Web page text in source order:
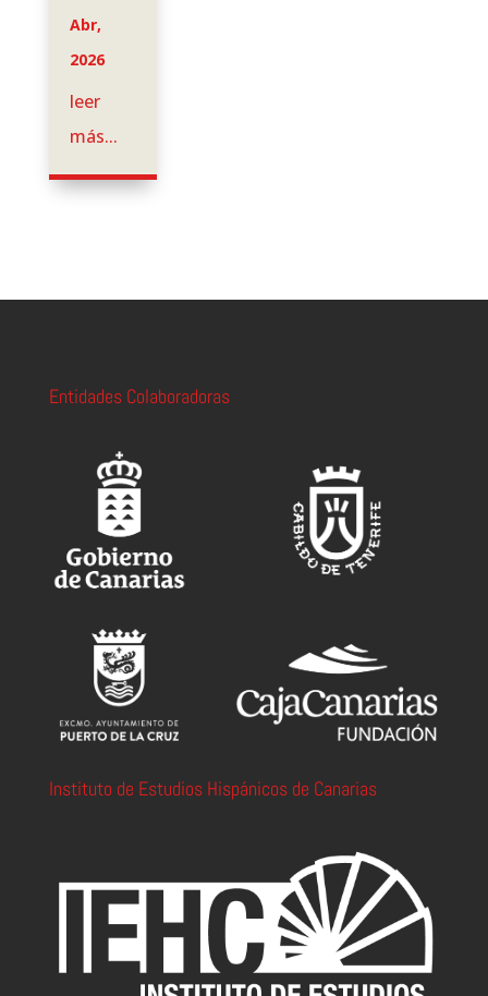
Abr,
2026
leer
más...
Entidades Colaboradoras
Instituto de Estudios Hispánicos de Canarias